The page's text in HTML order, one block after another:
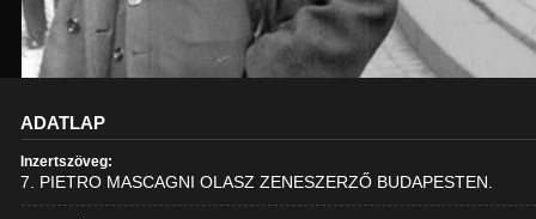
ADATLAP
Inzertszöveg:
7. PIETRO MASCAGNI OLASZ ZENESZERZŐ BUDAPESTEN.